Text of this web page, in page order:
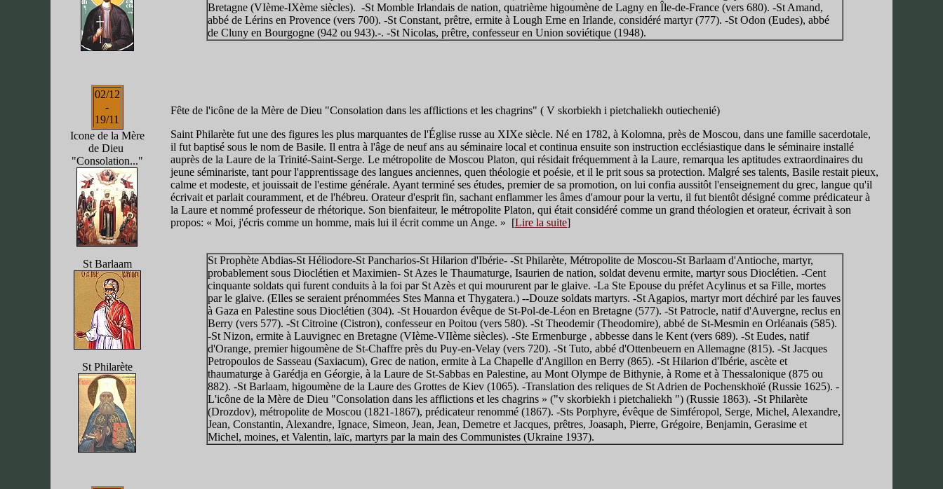
Bretagne (VIème-IXème siècles). -St Momble Irlandais de nation, quatrième higoumène de Lagny en Île-de-France (vers 680). -St Amand,
abbé de Lérins en Provence (vers 700). -St Constant, prêtre, ermite à Lough Erne en Irlande, considéré martyr (777). -St Odon (Eudes), abbé
de Cluny en Bourgogne (942 ou 943).-. -St Nicolas, prêtre, confesseur en Union soviétique (1948).
02/12
-
19/11
Icone de la Mère
de Dieu
"Consolation..."
St Barlaam
St Philarète
Fête de l'icône de la Mère de Dieu "Consolation dans les afflictions et les chagrins" ( V skorbiekh i pietchaliekh outiechenié)
Saint Philarète fut une des figures les plus marquantes de l'Église russe au XIXe siècle. Né en 1782, à Kolomna, près de Moscou, dans une famille sacerdotale,
il fut baptisé sous le nom de Basile. Il entra à l'âge de neuf ans au séminaire local et continua ensuite son instruction ecclésiastique dans le séminaire installé
auprès de la Laure de la Trinité-Saint-Serge. Le métropolite de Moscou Platon, qui résidait fréquemment à la Laure, remarqua les aptitudes extraordinaires du
jeune séminariste, tant pour l'apprentissage des langues anciennes, quen théologie et poésie, et il le prit sous sa protection. Malgré ses talents, Basile restait pieux,
calme et modeste, et jouissait de l'estime générale. Ayant terminé ses études, premier de sa promotion, on lui confia aussitôt l'enseignement du grec, langue qu'il
écrivait et parlait couramment, et de l'hébreu. Orateur d'esprit fin, sachant enflammer les âmes d'amour pour la vertu, il fut bientôt désigné comme prédicateur à
la Laure et nommé professeur de rhétorique. Son bienfaiteur, le métropolite Platon, qui était considéré comme un grand théologien et orateur, écrivait à son
propos: « Moi, j'écris comme un homme, mais lui il écrit comme un Ange. » [Lire la suite]
St Prophète Abdias-St Héliodore-St Pancharios-St Hilarion d'Ibérie- -St Philarète, Métropolite de Moscou-St Barlaam d'Antioche, martyr,
probablement sous Dioclétien et Maximien- St Azes le Thaumaturge, Isaurien de nation, soldat devenu ermite, martyr sous Dioclétien. -Cent
cinquante soldats qui furent conduits à la foi par St Azès et qui moururent par le glaive. -La Ste Epouse du préfet Acylinus et sa Fille, mortes
par le glaive. (Elles se seraient prénommées Stes Manna et Thygatera.) --Douze soldats martyrs. -St Agapios, martyr mort déchiré par les fauves
à Gaza en Palestine sous Dioclétien (304). -St Houardon évêque de St-Pol-de-Léon en Bretagne (577). -St Patrocle, natif d'Auvergne, reclus en
Berry (vers 577). -St Citroine (Cistron), confesseur en Poitou (vers 580). -St Theodemir (Theodomire), abbé de St-Mesmin en Orléanais (585).
-St Nizon, ermite à Lauvignec en Bretagne (VIème-VIIème siècles). -Ste Ermenburge , abbesse dans le Kent (vers 689). -St Eudes, natif
d'Orange, premier higoumène de St-Chaffre près du Puy-en-Velay (vers 720). -St Tuto, abbé d'Ottenbeuern en Allemagne (815). -St Jacques
Petropoulos de Sasseau (Saxiacum), Grec de nation, ermite à La Chapelle d'Angillon en Berry (865). -St Hilarion d'Ibérie, ascète et
thaumaturge à Garédja en Géorgie, à la Laure de St-Sabbas en Palestine, au Mont Olympe de Bithynie, à Rome et à Thessalonique (875 ou
882). -St Barlaam, higoumène de la Laure des Grottes de Kiev (1065). -Translation des reliques de St Adrien de Pochenskhoïé (Russie 1625). -
L'icône de la Mère de Dieu "Consolation dans les afflictions et les chagrins » ("v skorbiekh i pietchaliekh ") (Russie 1863). -St Philarète
(Drozdov), métropolite de Moscou (1821-1867), prédicateur renommé (1867). -Sts Porphyre, évêque de Simféropol, Serge, Michel, Alexandre,
Jean, Constantin, Alexandre, Ignace, Simeon, Jean, Jean, Demetre et Jacques, prêtres, Joasaph, Pierre, Grégoire, Benjamin, Gerasime et
Michel, moines, et Valentin, laïc, martyrs par la main des Communistes (Ukraine 1937).